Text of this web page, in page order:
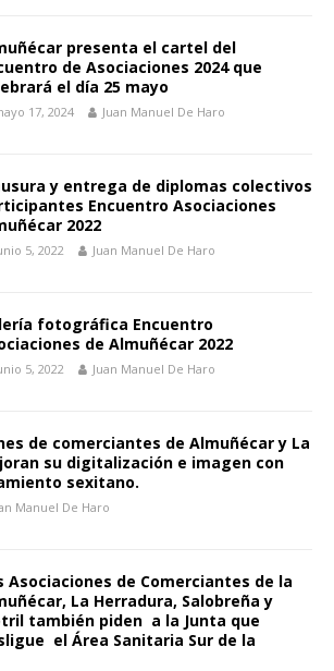
presenta el cartel del
de Asociaciones 2024 que
el día 25 mayo
17, 2024 Juan Manuel De Haro
y entrega de diplomas colectivos
Encuentro Asociaciones
2022
5, 2022 Juan Manuel De Haro
fotográfica Encuentro
de Almuñécar 2022
5, 2022 Juan Manuel De Haro
de comerciantes de Almuñécar y La
su digitalización e imagen con
sexitano.
Manuel De Haro
Asociaciones de Comerciantes de la
La Herradura, Salobreña y
también piden a la Junta que
el Área Sanitaria Sur de la